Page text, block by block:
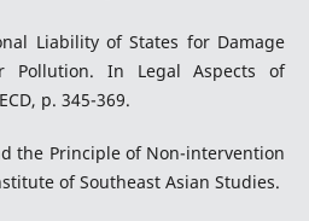
Liability of States for Damage
Pollution. In Legal Aspects of
p. 345-369.
the Principle of Non-intervention
of Southeast Asian Studies.